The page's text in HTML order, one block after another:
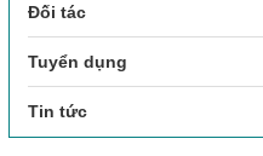
Đối tác
Tuyển dụng
Tin tức